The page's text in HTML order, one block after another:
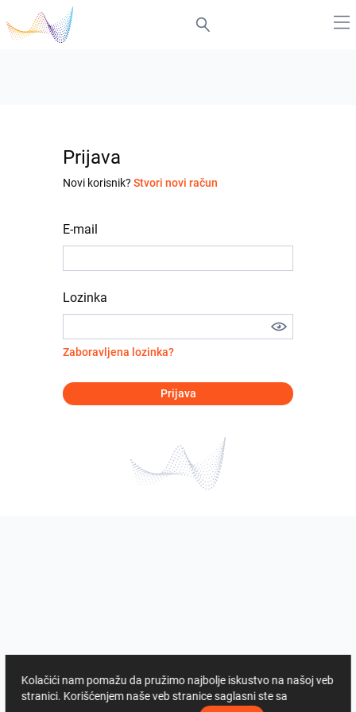
Prijava
Novi korisnik? Stvori novi račun
E-mail
Lozinka
Zaboravljena lozinka?
Prijava
Kolačići nam pomažu da pružimo najbolje iskustvo na našoj veb
stranici. Korišćenjem naše veb stranice saglasni ste sa